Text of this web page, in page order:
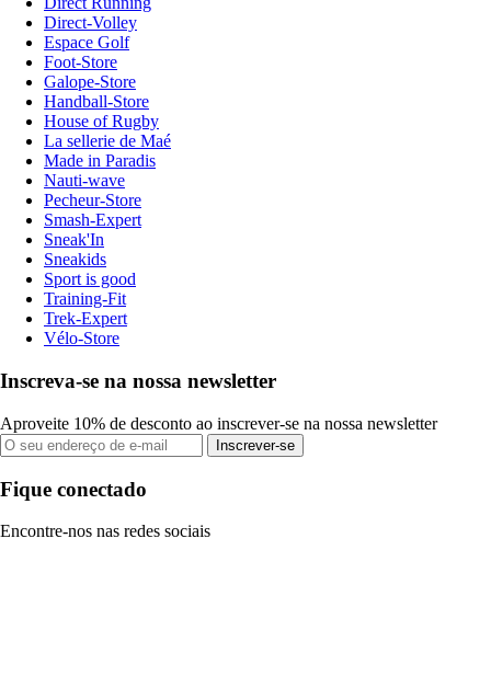
Direct-Volley
Espace Golf
Foot-Store
Galope-Store
Handball-Store
House of Rugby
La sellerie de Maé
Made in Paradis
Nauti-wave
Pecheur-Store
Smash-Expert
Sneak'In
Sneakids
Sport is good
Training-Fit
Trek-Expert
Vélo-Store
Inscreva-se na nossa newsletter
Aproveite 10% de desconto ao inscrever-se na nossa newsletter
Inscrever-se
Fique conectado
Encontre-nos nas redes sociais